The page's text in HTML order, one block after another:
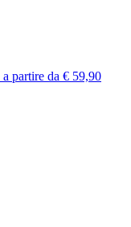
a partire da € 59,90